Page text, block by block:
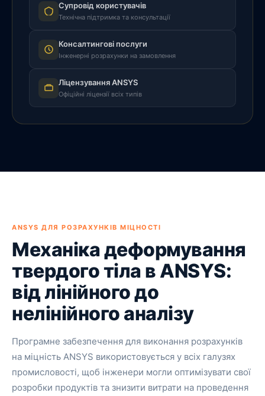
Супровід користувачів
Технічна підтримка та консультації
Консалтингові послуги
Інженерні розрахунки на замовлення
Ліцензування ANSYS
Офіційні ліцензії всіх типів
ANSYS ДЛЯ РОЗРАХУНКІВ МІЦНОСТІ
Механіка деформування
твердого тіла в ANSYS:
від лінійного до
нелінійного аналізу
Програмне забезпечення для виконання розрахунків
на міцність ANSYS використовується у всіх галузях
промисловості, щоб інженери могли оптимізувати свої
розробки продуктів та знизити витрати на проведення